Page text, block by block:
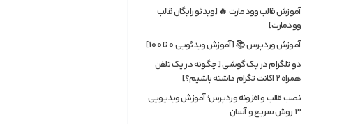
آموزش قالب وودمارت 🔥 [ویدئو رایگان قالب
وودمارت]
آموزش وردپرس 📚 [آموزش ویدئویی 0 تا 100]
دو تلگرام در یک گوشی [ چگونه در یک تلفن
همراه ۲ اکانت تگرام داشته باشیم؟]
نصب قالب و افزونه وردپرس؛ آموزش ویدیویی
3 روش سریع و آسان